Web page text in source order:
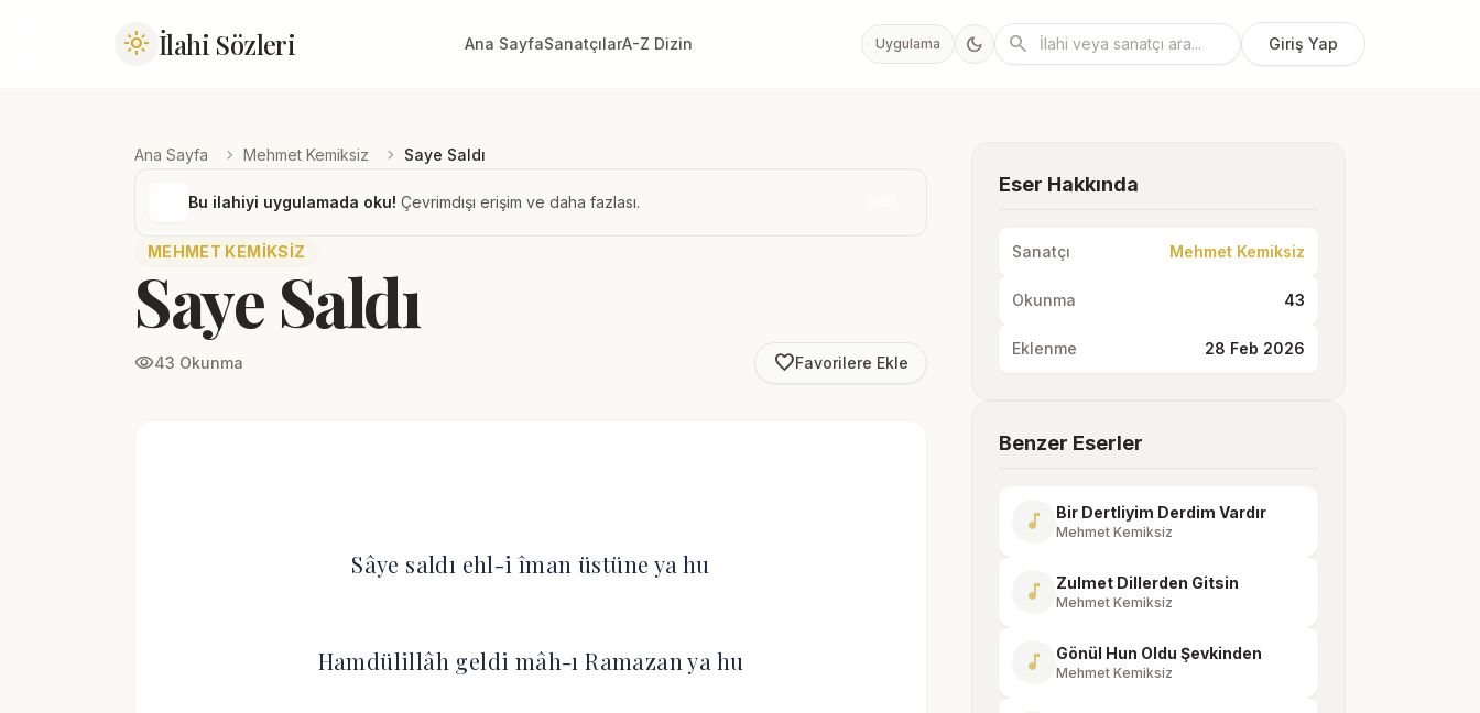
light_mode İlahi Sözleri Ana SayfaSanatçılarA-Z Dizin Uygulama dark_mode search Giriş Yap
Ana Sayfa chevron_right Mehmet Kemiksiz chevron_right Saye Saldı
Bu ilahiyi uygulamada oku! Çevrimdışı erişim ve daha fazlası.
MEHMET KEMIKSIZ
Saye Saldı
visibility43 Okunma favorite_borderFavorilere Ekle
Sâye saldı ehl-i îman üstüne ya hu
Hamdülillâh geldi mâh-ı Ramazan ya hu
Eser Hakkında
Sanatçı Mehmet Kemiksiz
Okunma 43
Eklenme 28 Feb 2026
Benzer Eserler
music_note Bir Dertliyim Derdim Vardır
Mehmet Kemiksiz
music_note Zulmet Dillerden Gitsin
Mehmet Kemiksiz
music_note Gönül Hun Oldu Şevkinden
Mehmet Kemiksiz